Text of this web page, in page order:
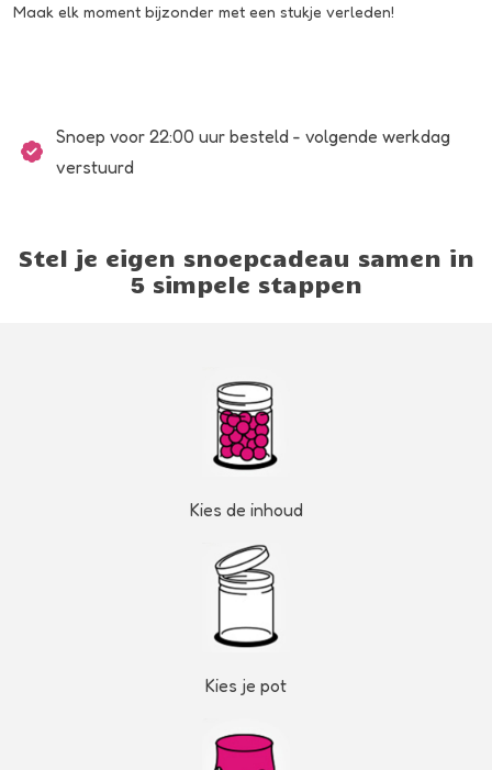
Maak elk moment bijzonder met een stukje verleden!
Snoep voor 22:00 uur besteld - volgende werkdag
verstuurd
Stel je eigen snoepcadeau samen in
5 simpele stappen
Kies de inhoud
Kies je pot